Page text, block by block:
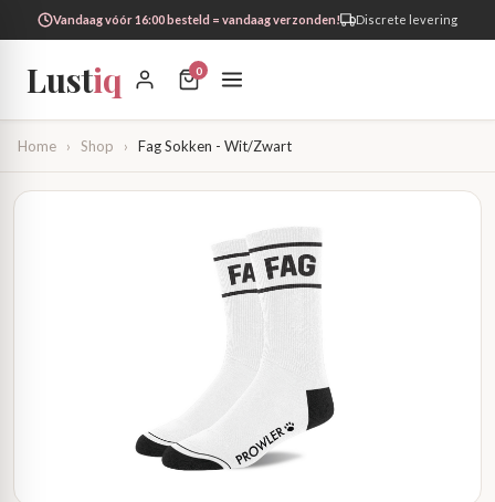
Vandaag vóór 16:00 besteld = vandaag verzonden! Discrete levering
Lustiq 0
Home › Shop › Fag Sokken - Wit/Zwart